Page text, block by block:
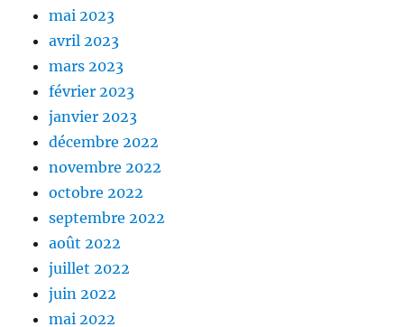
mai 2023
avril 2023
mars 2023
février 2023
janvier 2023
décembre 2022
novembre 2022
octobre 2022
septembre 2022
août 2022
juillet 2022
juin 2022
mai 2022